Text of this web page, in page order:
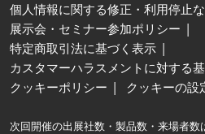
個人情報に関する修正・利用停止
展示会・セミナー参加ポリシー
特定商取引法に基づく表示
カスタマーハラスメントに対する
クッキーポリシー
クッキーの設
次回開催の出展社数・製品数・来場者